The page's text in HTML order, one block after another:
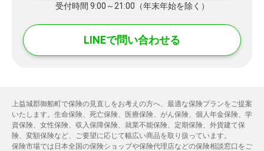
受付時間 9:00～21:00（年末年始を除く）
LINEで問い合わせる
上益城郡御船町で保険の見直しをお考えの方へ、最適な保険プランをご提案
いたします。生命保険、死亡保険、医療保険、がん保険、個人年金保険、学
資保険、女性保険、収入保障保険、就業不能保険、定期保険、外貨建て保
険、変額保険など、ご要望に応じて幅広い商品を取り扱っています。
保険市場では日本全国の保険ショップや保険代理店などの保険相談窓口をご